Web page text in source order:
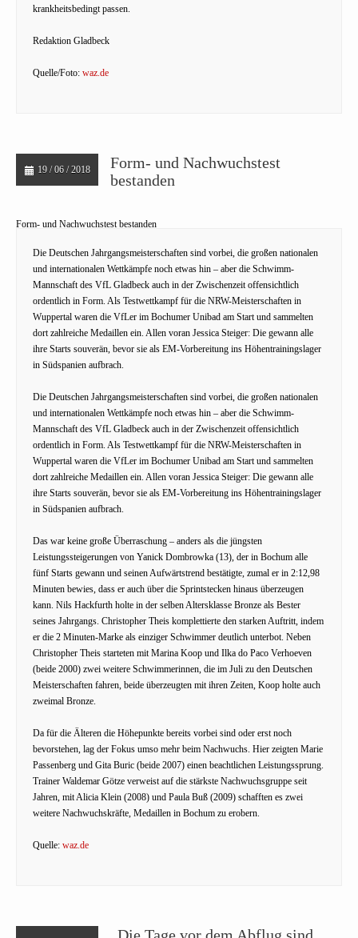
krankheitsbedingt passen.
Redaktion Gladbeck
Quelle/Foto: waz.de
19 / 06 / 2018
Form- und Nachwuchstest
bestanden
Form- und Nachwuchstest bestanden
Die Deutschen Jahrgangsmeisterschaften sind vorbei, die großen nationalen
und internationalen Wettkämpfe noch etwas hin – aber die Schwimm-
Mannschaft des VfL Gladbeck auch in der Zwischenzeit offensichtlich
ordentlich in Form. Als Testwettkampf für die NRW-Meisterschaften in
Wuppertal waren die VfLer im Bochumer Unibad am Start und sammelten
dort zahlreiche Medaillen ein. Allen voran Jessica Steiger: Die gewann alle
ihre Starts souverän, bevor sie als EM-Vorbereitung ins Höhentrainingslager
in Südspanien aufbrach.
Die Deutschen Jahrgangsmeisterschaften sind vorbei, die großen nationalen
und internationalen Wettkämpfe noch etwas hin – aber die Schwimm-
Mannschaft des VfL Gladbeck auch in der Zwischenzeit offensichtlich
ordentlich in Form. Als Testwettkampf für die NRW-Meisterschaften in
Wuppertal waren die VfLer im Bochumer Unibad am Start und sammelten
dort zahlreiche Medaillen ein. Allen voran Jessica Steiger: Die gewann alle
ihre Starts souverän, bevor sie als EM-Vorbereitung ins Höhentrainingslager
in Südspanien aufbrach.
Das war keine große Überraschung – anders als die jüngsten
Leistungssteigerungen von Yanick Dombrowka (13), der in Bochum alle
fünf Starts gewann und seinen Aufwärtstrend bestätigte, zumal er in 2:12,98
Minuten bewies, dass er auch über die Sprintstecken hinaus überzeugen
kann. Nils Hackfurth holte in der selben Altersklasse Bronze als Bester
seines Jahrgangs. Christopher Theis komplettierte den starken Auftritt, indem
er die 2 Minuten-Marke als einziger Schwimmer deutlich unterbot. Neben
Christopher Theis starteten mit Marina Koop und Ilka do Paco Verhoeven
(beide 2000) zwei weitere Schwimmerinnen, die im Juli zu den Deutschen
Meisterschaften fahren, beide überzeugten mit ihren Zeiten, Koop holte auch
zweimal Bronze.
Da für die Älteren die Höhepunkte bereits vorbei sind oder erst noch
bevorstehen, lag der Fokus umso mehr beim Nachwuchs. Hier zeigten Marie
Passenberg und Gita Buric (beide 2007) einen beachtlichen Leistungssprung.
Trainer Waldemar Götze verweist auf die stärkste Nachwuchsgruppe seit
Jahren, mit Alicia Klein (2008) und Paula Buß (2009) schafften es zwei
weitere Nachwuchskräfte, Medaillen in Bochum zu erobern.
Quelle: waz.de